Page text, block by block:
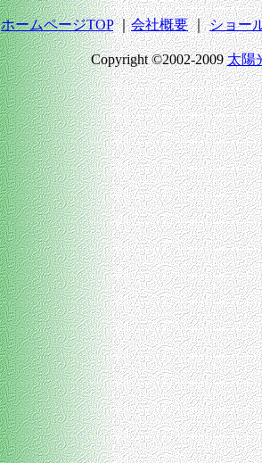
ホームページTOP｜会社概要｜ショー
Copyright ©2002-2009太陽